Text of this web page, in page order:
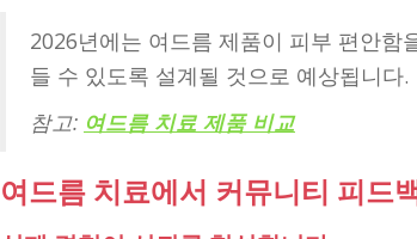
2026년에는 여드름 제품이 피부 편안함
들 수 있도록 설계될 것으로 예상됩니다.
참고: 여드름 치료 제품 비교
여드름 치료에서 커뮤니티 피드